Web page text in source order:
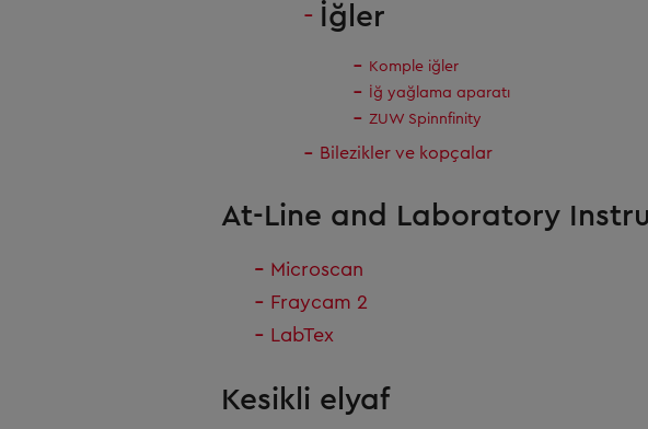
İğler
Komple iğler
İğ yağlama aparatı
ZUW Spinnfinity
Bilezikler ve kopçalar
At-Line and Laboratory
Microscan
Fraycam 2
LabTex
Kesikli elyaf